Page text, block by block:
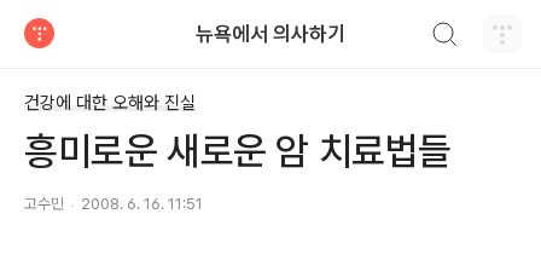
뉴욕에서 의사하기
건강에 대한 오해와 진실
흥미로운 새로운 암 치료법들
고수민 2008. 6. 16. 11:51